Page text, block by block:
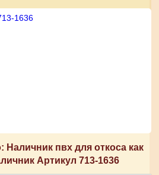
Наличник пвх для откоса как
Артикул 713-1636